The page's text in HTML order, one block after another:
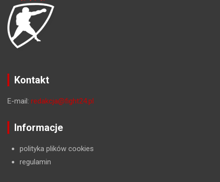
Kontakt
E-mail: redakcja@fight24.pl
Informacje
polityka plików cookies
regulamin